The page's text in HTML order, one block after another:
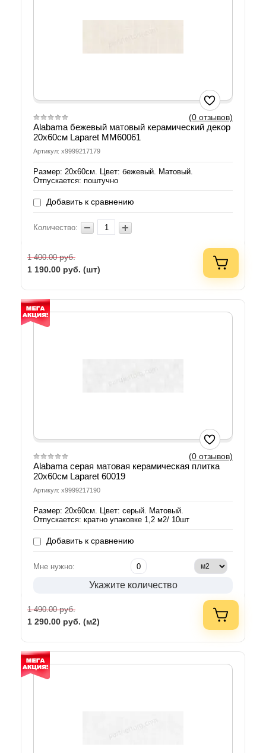
(0 отзывов)
Alabama бежевый матовый керамический декор
20х60см Laparet MM60061
Артикул: х9999217179
Размер: 20х60см. Цвет: бежевый. Матовый.
Отпускается: поштучно
Добавить к сравнению
Количество:
1 400.00руб.
1 190.00 руб. (шт)
(0 отзывов)
Alabama серая матовая керамическая плитка
20х60см Laparet 60019
Артикул: х9999217190
Размер: 20х60см. Цвет: серый. Матовый.
Отпускается: кратно упаковке 1,2 м2/ 10шт
Добавить к сравнению
Мне нужно:
Укажите количество
1 490.00руб.
1 290.00 руб. (м2)